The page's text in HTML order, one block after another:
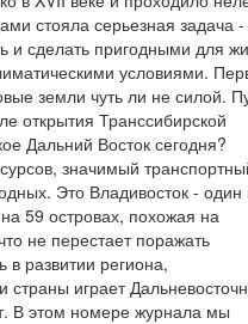
стояла серьезная задача -
и сделать пригодными для
условиями.
земли чуть ли не силой.
открытия Транссибирской
Дальний Восток сегодня?
значимый
Это Владивосток - один
59 островах, похожая на
не перестает поражать
развитии региона,
играет
В этом номере журнала мы